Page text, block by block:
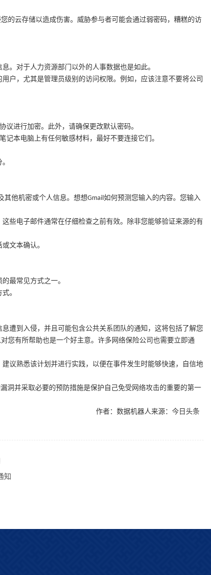
的云存储以造成伤害。威胁参与者可能会通过弱密码，糟糕的访
。对于人力资源部门以外的人事数据也是如此。
户，尤其是管理员级别的访问权限。例如，应该注意不要将公司
议进行加密。此外，请确保更改默认密码。
记本电脑上有任何敏感材料，最好不要连接它们。
其他机密或个人信息。想想Gmail如何预测您输入的内容。您输入
些电子邮件通常在仔细检查之前有效。除非您能够验证来源的有
文本确认。
最常见方式之一。
。
遭到入侵，并且可能包含公共关系团队的通知，这将包括了解您
您有所帮助也是一个好主意。许多网络保险公司也需要立即通
议熟悉该计划并进行实践，以便在事件发生时能够快速，自信地
洞并采取必要的预防措施是保护自己免受网络攻击的重要的第一
作者：数据机器人来源：今日头条
知